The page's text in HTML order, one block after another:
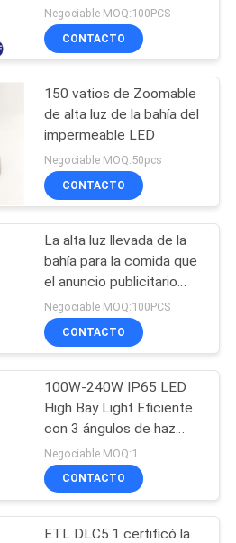
de
del LED
102
del túnel
57
camino
NSF IP66 alto para
industria alimentaria
Negociable MOQ:100PCS
CONTACTO
150 vatios de Zoomable
de alta luz de la bahía del
impermeable LED
Negociable MOQ:50pcs
CONTACTO
La alta luz llevada de la
bahía para la comida que
el anuncio publicitario
industrial llevó la alta
iluminación de la bahía
llevó el alto accesorio de
Warehouse de la bahía
Negociable MOQ:100PCS
CONTACTO
100W-240W IP65 LED
High Bay Light Eficiente
con 3 ángulos de haz
50000 Hrs Ideal para el
uso industrial y comercial
Negociable MOQ:1
CONTACTO
ETL DLC5.1 certificó la